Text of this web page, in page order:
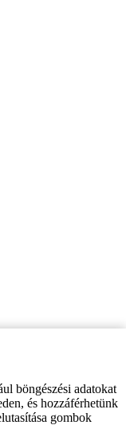
böngészési adatokat
és hozzáférhetünk
gombok